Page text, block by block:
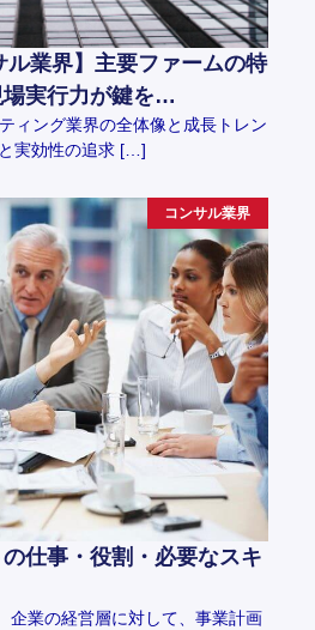
ル業界】主要ファームの特
実行力が鍵を…
ィング業界の全体像と成長トレン
実効性の追求 […]
コンサル業界
仕事・役割・必要なスキ
企業の経営層に対して、事業計画